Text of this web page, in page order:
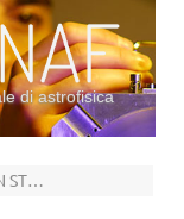
di astrofisica
RICOSTRUENDO IL CIELO DI DANTE CON STELLARIUM